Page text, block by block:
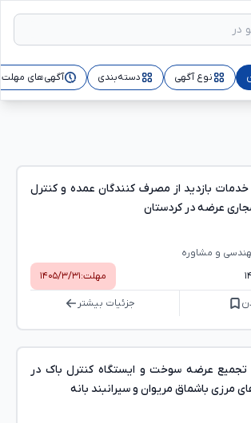
نوع آگهی دسته‌بندی آگهی‌های
بازدید از مصرف کنندگان عمده و کنترل
عرضه در کردستان
و مشاوره
مهلت:۱۴۰۵/۳/۳۱
جزئیات بیشتر
عرضه سوخت و ایستگاه کنترل باک در
مرزی باشماق مریوان و سیرانبند بانه